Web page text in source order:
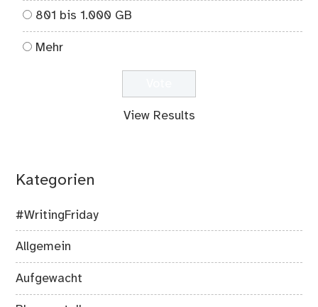
801 bis 1.000 GB
Mehr
View Results
Kategorien
#WritingFriday
Allgemein
Aufgewacht